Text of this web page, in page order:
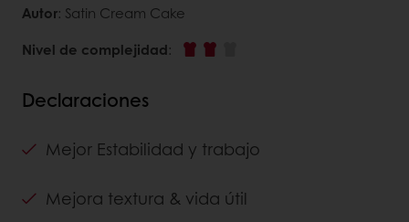
Autor: Satin Cream Cake
Nivel de complejidad:
Declaraciones
Mejor Estabilidad y trabajo
Mejora textura & vida útil